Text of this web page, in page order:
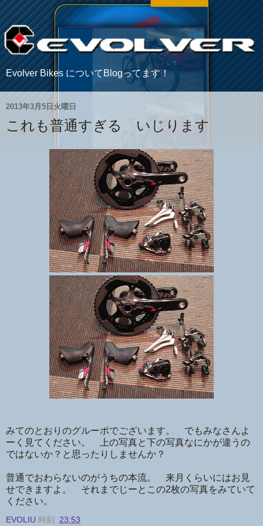
Evolver Bikes についてBlogってます！
2013年3月5日火曜日
これも普通すぎる いじります
みてのとおりのグルーポでございます。 でもみなさんよ
ーく見てください。 上の写真と下の写真なにかが違うの
ではないか？と思ったりしませんか？
普通でおわらないのがうちの本流。 来月くらいにはお見
せできますよ。 それまでじーとこの2枚の写真をみていて
ください。
EVOLIU 時刻: 23:53